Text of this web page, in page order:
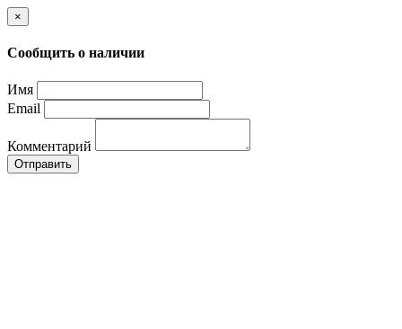
×
Сообщить о наличии
Имя
Email
Комментарий
Отправить